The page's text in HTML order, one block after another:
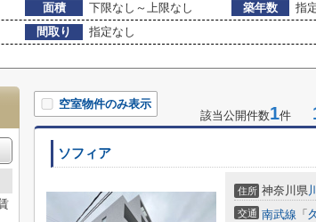
面積 下限なし～上限なし 築年数
指
間取り
指定なし
空室物件のみ表示
該当公開件数1件
ソフィア
住所 神奈川県
交通 南武線 「